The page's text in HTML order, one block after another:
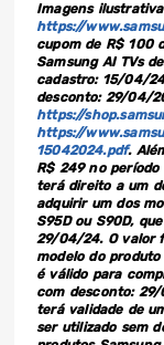
Imagens
https://
cupom de R$ 100
Samsung AI TVs
cadastro: 15/04/
desconto: 29/04/
https://
https://
15042024.pdf.
R$ 249 no
terá direito a um
adquirir um dos
S95D ou S90D,
29/04/24. O valor
modelo do
é válido para
com desconto:
terá validade de
ser utilizado sem